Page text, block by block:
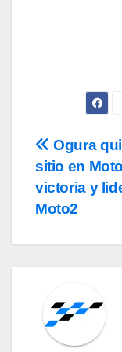
de
entradas
Ogura
sitio en
victoria y
Moto2